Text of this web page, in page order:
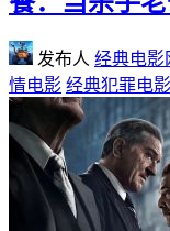
发布人 经典电影
情电影 经典犯罪电影